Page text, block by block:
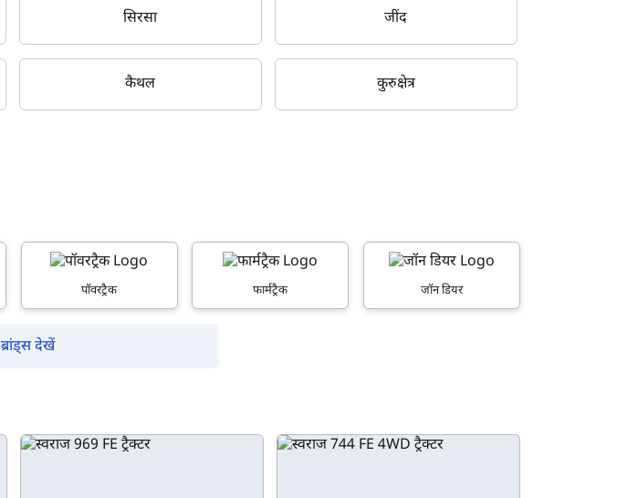
सिरसा जींद
कैथल कुरुक्षेत्र
पॉवरट्रैक फार्मट्रैक जॉन डियर
देखें
हाँ, पूछताछ जारी रखें
हमारे पास सुरक्षित है।